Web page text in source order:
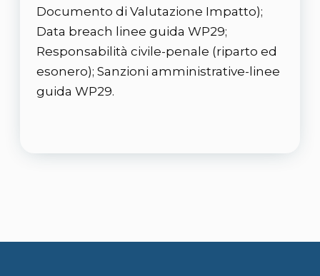
Documento di Valutazione Impatto);
Data breach linee guida WP29;
Responsabilità civile-penale (riparto ed
esonero); Sanzioni amministrative-linee
guida WP29.